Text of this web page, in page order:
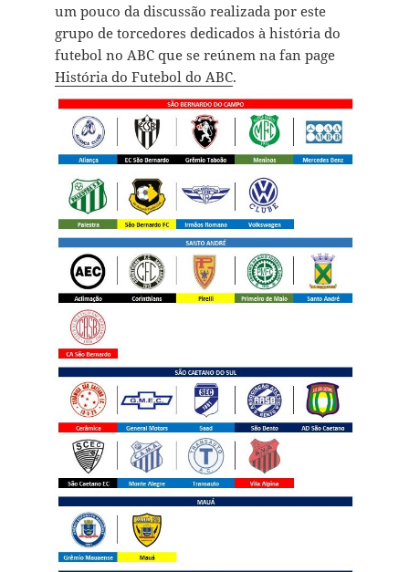
um pouco da discussão realizada por este
grupo de torcedores dedicados à história do
futebol no ABC que se reúnem na fan page
História do Futebol do ABC.